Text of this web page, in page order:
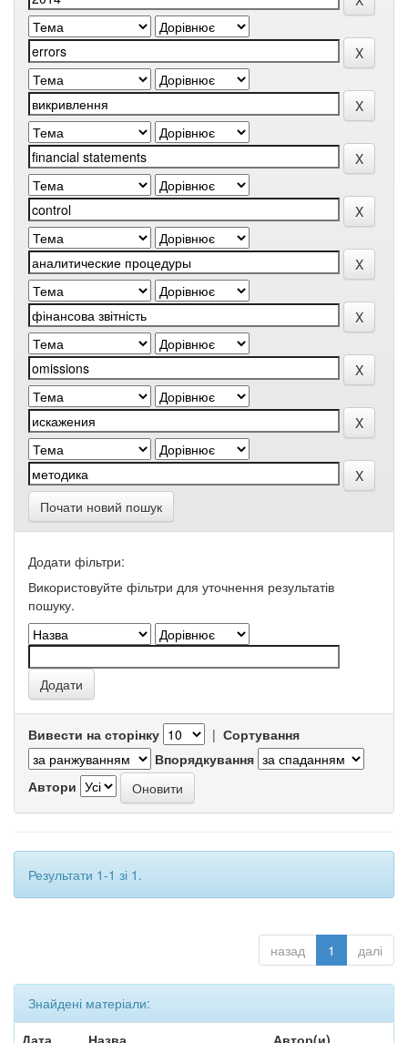
Почати новий пошук
Додати фільтри:
Використовуйте фільтри для уточнення результатів
пошуку.
Вивести на сторінку | Сортування
Впорядкування
Автори
Результати 1-1 зі 1.
назад 1 далі
Знайдені матеріали:
Дата
Назва Автор(и)